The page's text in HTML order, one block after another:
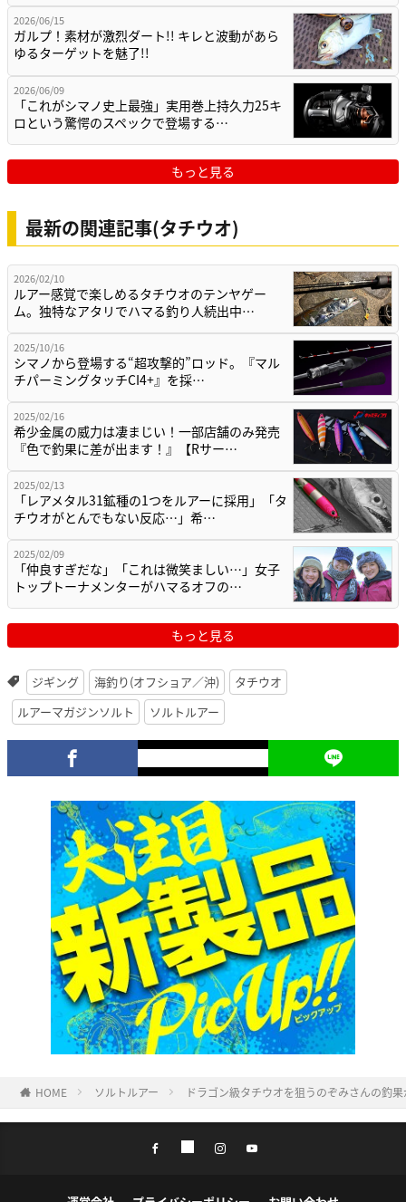
2026/06/15
ガルプ！素材が激烈ダート!! キレと波動があら
ゆるターゲットを魅了!!
2026/06/09
「これがシマノ史上最強」実用巻上持久力25キ
ロという驚愕のスペックで登場する…
もっと見る
最新の関連記事(タチウオ)
2026/02/10
ルアー感覚で楽しめるタチウオのテンヤゲー
ム。独特なアタリでハマる釣り人続出中…
2025/10/16
シマノから登場する“超攻撃的”ロッド。『マル
チパーミングタッチCI4+』を採…
2025/02/16
希少金属の威力は凄まじい！一部店舗のみ発売
『色で釣果に差が出ます！』【Rサー…
2025/02/13
「レアメタル31鉱種の1つをルアーに採用」「タ
チウオがとんでもない反応…」希…
2025/02/09
「仲良すぎだな」「これは微笑ましい…」女子
トップトーナメンターがハマるオフの…
もっと見る
ジギング 海釣り(オフショア／沖)
タチウオ
ルアーマガジンソルト
ソルトルアー
HOME ソルトルアー ドラゴン級タチウオを狙うのぞみさんの釣